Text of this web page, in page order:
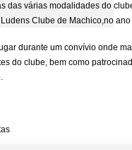
das várias modalidades do
Clube de Machico,no ano
durante um convívio onde
do clube, bem como